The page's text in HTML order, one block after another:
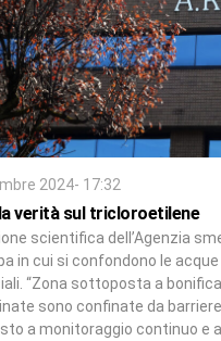
2024- 17:32
verità sul tricloroetilene
scientifica dell’Agenzia
in cui si confondono le
“Zona sottoposta a
sono confinate da
a monitoraggio continuo e